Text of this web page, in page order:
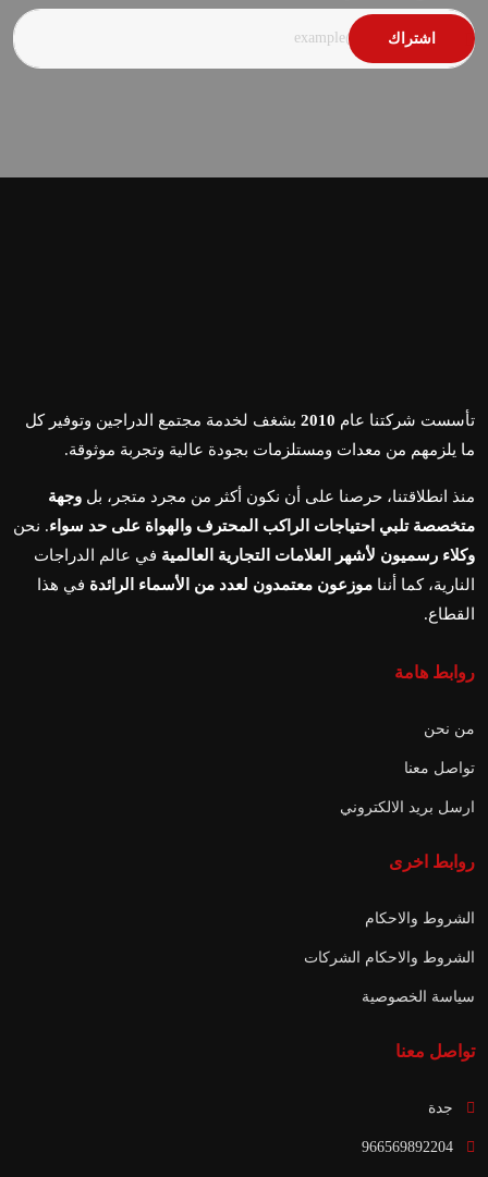
اشتراك
تأسست شركتنا عام 2010 بشغف لخدمة مجتمع الدراجين وتوفير كل
ما يلزمهم من معدات ومستلزمات بجودة عالية وتجربة موثوقة.
منذ انطلاقتنا، حرصنا على أن نكون أكثر من مجرد متجر، بل وجهة
متخصصة تلبي احتياجات الراكب المحترف والهواة على حد سواء. نحن
وكلاء رسميون لأشهر العلامات التجارية العالمية في عالم الدراجات
النارية، كما أننا موزعون معتمدون لعدد من الأسماء الرائدة في هذا
القطاع.
روابط هامة
من نحن
تواصل معنا
ارسل بريد الالكتروني
روابط اخرى
الشروط والاحكام
الشروط والاحكام الشركات
سياسة الخصوصية
تواصل معنا
جدة